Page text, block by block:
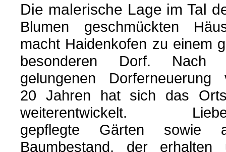
Die malerische Lage im Tal
Blumen geschmückten
macht Haidenkofen zu einem
besonderen Dorf. Nach
gelungenen Dorferneuerung
20 Jahren hat sich das
weiterentwickelt.
gepflegte Gärten sowie
Baumbestand, der erhalten